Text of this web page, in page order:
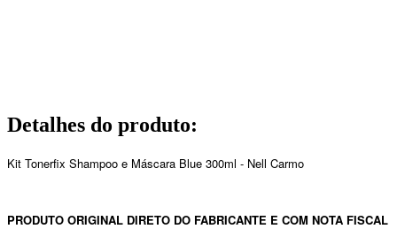
Detalhes do produto:
Kit Tonerfix Shampoo e Máscara Blue 300ml - Nell Carmo
PRODUTO ORIGINAL DIRETO DO FABRICANTE E COM NOTA FISCAL